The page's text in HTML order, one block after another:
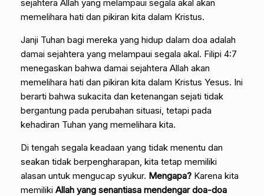
sejahtera Allah yang melampaui segala akal akan
memelihara hati dan pikiran kita dalam Kristus.
Janji Tuhan bagi mereka yang hidup dalam doa adalah
damai sejahtera yang melampaui segala akal. Filipi 4:7
menegaskan bahwa damai sejahtera Allah akan
memelihara hati dan pikiran kita dalam Kristus Yesus. Ini
berarti bahwa sukacita dan ketenangan sejati tidak
bergantung pada perubahan situasi, tetapi pada
kehadiran Tuhan yang memelihara kita.
Di tengah segala keadaan yang tidak menentu dan
seakan tidak berpengharapan, kita tetap memiliki
alasan untuk mengucap syukur. Mengapa? Karena kita
memiliki Allah yang senantiasa mendengar doa-doa